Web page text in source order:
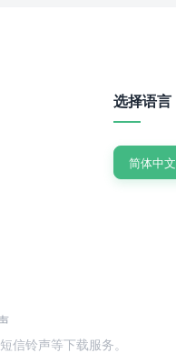
选择语言
简体中文
信铃声等下载服务。